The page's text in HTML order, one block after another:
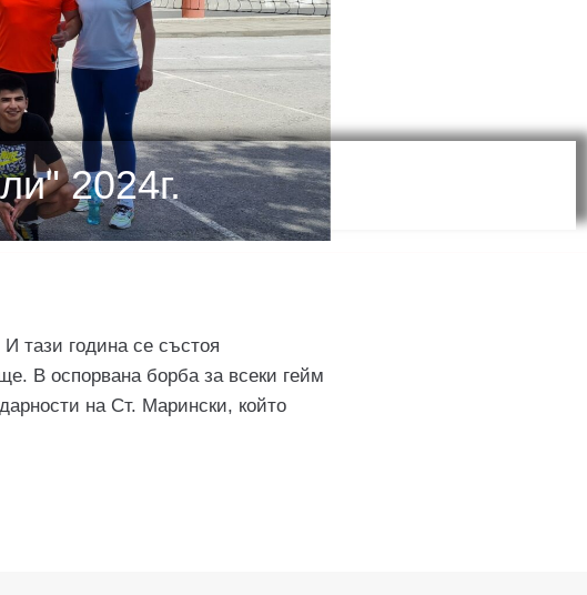
2024г.
тази година се състоя
В оспорвана борба за всеки гейм
на Ст. Марински, който